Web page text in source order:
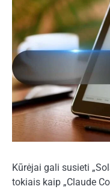
Kūrėjai gali susieti
tokiais kaip „Claude